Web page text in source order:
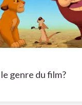
genre du film?